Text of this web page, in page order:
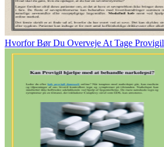
Hvorfor Bør Du Overveje At Tage Provigil